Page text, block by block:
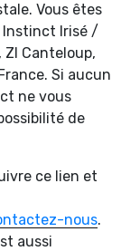
Vous êtes
Instinct Irisé /
ZI Canteloup,
Si aucun
ne vous
de
ce lien et
nous.
aussi